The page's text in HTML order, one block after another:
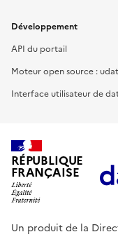
Développement
API du portail
Moteur open source :
Interface utilisateur de
RÉPUBLIQUE
FRANÇAISE
Un produit de la